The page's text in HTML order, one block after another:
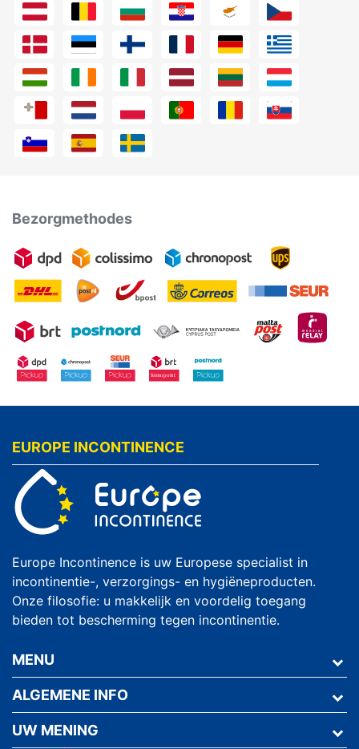
Bezorgmethodes
EUROPE INCONTINENCE
Europe Incontinence is uw Europese specialist in
incontinentie-, verzorgings- en hygiëneproducten.
Onze filosofie: u makkelijk en voordelig toegang
bieden tot bescherming tegen incontinentie.
MENU
ALGEMENE INFO
UW MENING